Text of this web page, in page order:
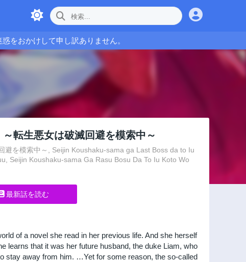
をおかけして申し訳ありません。
転生悪女は破滅回避を模索中～
避を模索中～, Seijin Koushaku-sama ga Last Boss da to Iu
Seijin Koushaku-sama Ga Rasu Bosu Da To Iu Koto Wo
最新話を読む
of a novel she read in her previous life. And she herself
learns that it was her future husband, the duke Liam, who
stay away from him. …Yet for some reason, the so-called